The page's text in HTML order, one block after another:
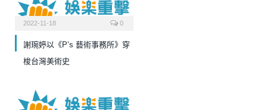
2022-11-18 0
謝琬婷以《P’s 藝術事務所》穿
梭台灣美術史